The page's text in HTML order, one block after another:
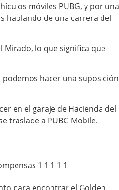
móviles PUBG, y por una
hablando de una carrera del
Mirado, lo que significa que
hacer una suposición
en el garaje de Hacienda del
traslade a PUBG Mobile.
para encontrar el Golden